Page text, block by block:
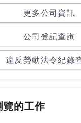
更多公司資訊
公司登記查詢
違反勞動法令紀錄
覽的工作